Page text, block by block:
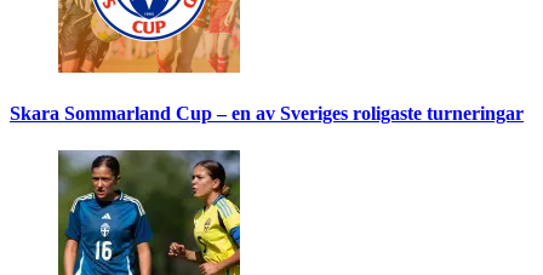
Skara Sommarland Cup – en av Sveriges roligaste turneringar